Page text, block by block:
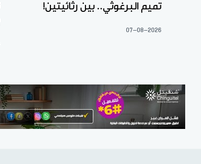
تميم البرغوثي.. بين رثائيتين!
07-08-2026